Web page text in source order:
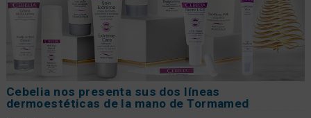
Cebelia nos presenta sus dos líneas
dermoestéticas de la mano de Tormamed